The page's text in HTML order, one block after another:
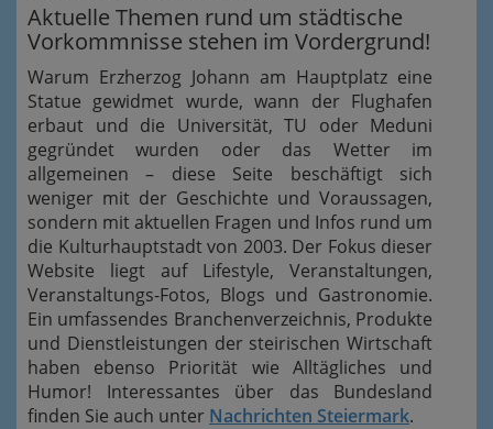
Aktuelle Themen rund um städtische
Vorkommnisse stehen im Vordergrund!
Warum Erzherzog Johann am Hauptplatz eine
Statue gewidmet wurde, wann der Flughafen
erbaut und die Universität, TU oder Meduni
gegründet wurden oder das Wetter im
allgemeinen – diese Seite beschäftigt sich
weniger mit der Geschichte und Voraussagen,
sondern mit aktuellen Fragen und Infos rund um
die Kulturhauptstadt von 2003. Der Fokus dieser
Website liegt auf Lifestyle, Veranstaltungen,
Veranstaltungs-Fotos, Blogs und Gastronomie.
Ein umfassendes Branchenverzeichnis, Produkte
und Dienstleistungen der steirischen Wirtschaft
haben ebenso Priorität wie Alltägliches und
Humor! Interessantes über das Bundesland
finden Sie auch unter Nachrichten Steiermark.